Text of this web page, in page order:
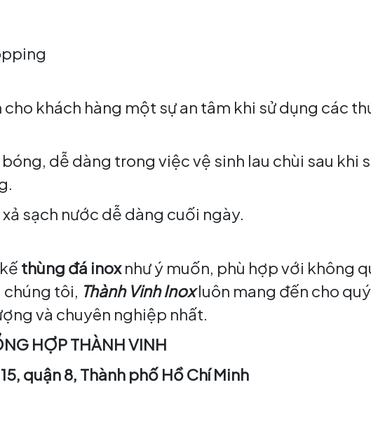
cho khách hàng một sự an tâm khi sử dụng các
dễ dàng trong việc vệ sinh lau chùi sau khi
sạch nước dễ dàng cuối ngày.
thùng đá inoxnhư ý muốn, phù hợp với không
chúng tôi, Thành Vinh Inoxluôn mang đến cho
và chuyên nghiệp nhất.
HỢP THÀNH VINH
quận 8, Thành phố Hồ Chí Minh